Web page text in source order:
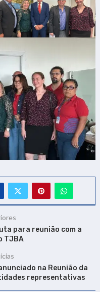
para reunião com a
TJBA
na Reunião da
representativas